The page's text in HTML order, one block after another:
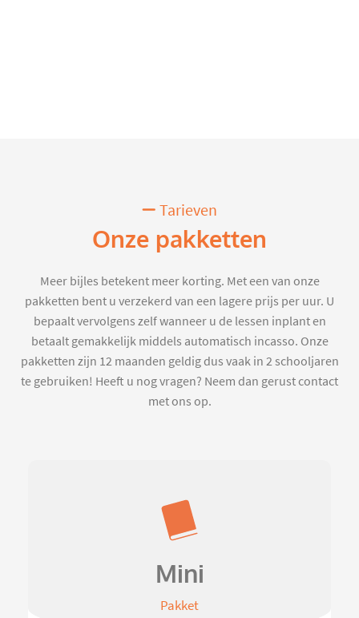
Tarieven
Onze pakketten
Meer bijles betekent meer korting. Met een van onze
pakketten bent u verzekerd van een lagere prijs per uur. U
bepaalt vervolgens zelf wanneer u de lessen inplant en
betaalt gemakkelijk middels automatisch incasso. Onze
pakketten zijn 12 maanden geldig dus vaak in 2 schooljaren
te gebruiken! Heeft u nog vragen? Neem dan gerust contact
met ons op.
Mini
Pakket